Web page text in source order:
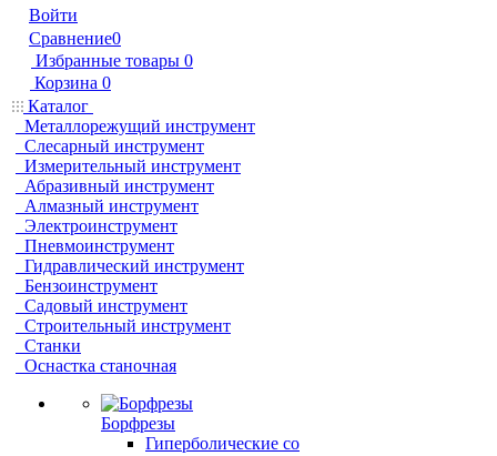
Войти
Сравнение0
Избранные товары 0
Корзина 0
Каталог
Металлорежущий инструмент
Слесарный инструмент
Измерительный инструмент
Абразивный инструмент
Алмазный инструмент
Электроинструмент
Пневмоинструмент
Гидравлический инструмент
Бензоинструмент
Садовый инструмент
Строительный инструмент
Станки
Оснастка станочная
Борфрезы
Гиперболические cо